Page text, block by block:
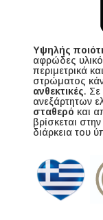
Υψηλής
αφρώδες υλικό
περιμετρικά και
στρώματος
ανθεκτικές.
ανεξάρτητων
σταθερό και
βρίσκεται
διάρκεια του